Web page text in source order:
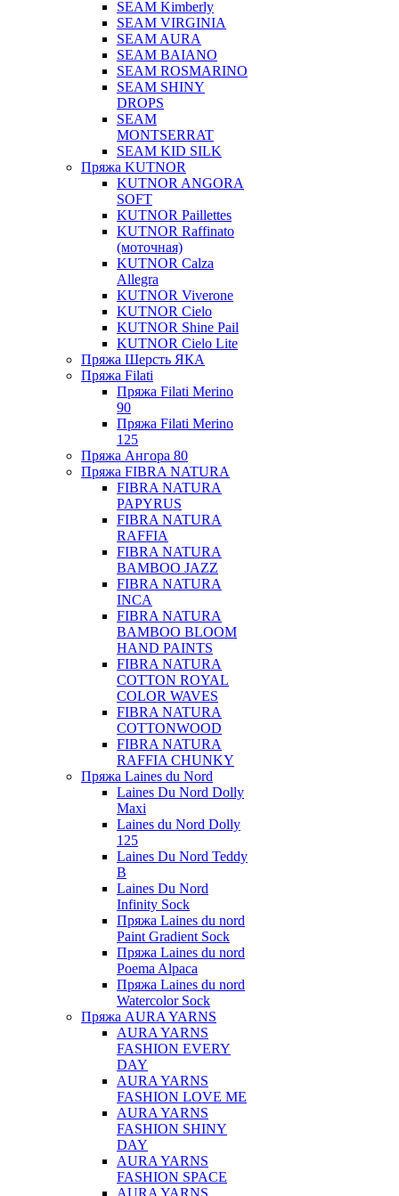
SEAM Kimberly
SEAM VIRGINIA
SEAM AURA
SEAM BAIANO
SEAM ROSMARINO
SEAM SHINY
DROPS
SEAM
MONTSERRAT
SEAM KID SILK
Пряжа KUTNOR
KUTNOR ANGORA
SOFT
KUTNOR Paillettes
KUTNOR Raffinato
(моточная)
KUTNOR Calza
Allegra
KUTNOR Viverone
KUTNOR Cielo
KUTNOR Shine Pail
KUTNOR Cielo Lite
Пряжа Шерсть ЯКА
Пряжа Filati
Пряжа Filati Merino
90
Пряжа Filati Merino
125
Пряжа Ангора 80
Пряжа FIBRA NATURA
FIBRA NATURA
PAPYRUS
FIBRA NATURA
RAFFIA
FIBRA NATURA
BAMBOO JAZZ
FIBRA NATURA
INCA
FIBRA NATURA
BAMBOO BLOOM
HAND PAINTS
FIBRA NATURA
COTTON ROYAL
COLOR WAVES
FIBRA NATURA
COTTONWOOD
FIBRA NATURA
RAFFIA CHUNKY
Пряжа Laines du Nord
Laines Du Nord Dolly
Maxi
Laines du Nord Dolly
125
Laines Du Nord Teddy
B
Laines Du Nord
Infinity Sock
Пряжа Laines du nord
Paint Gradient Sock
Пряжа Laines du nord
Poema Alpaca
Пряжа Laines du nord
Watercolor Sock
Пряжа AURA YARNS
AURA YARNS
FASHION EVERY
DAY
AURA YARNS
FASHION LOVE ME
AURA YARNS
FASHION SHINY
DAY
AURA YARNS
FASHION SPACE
AURA YARNS